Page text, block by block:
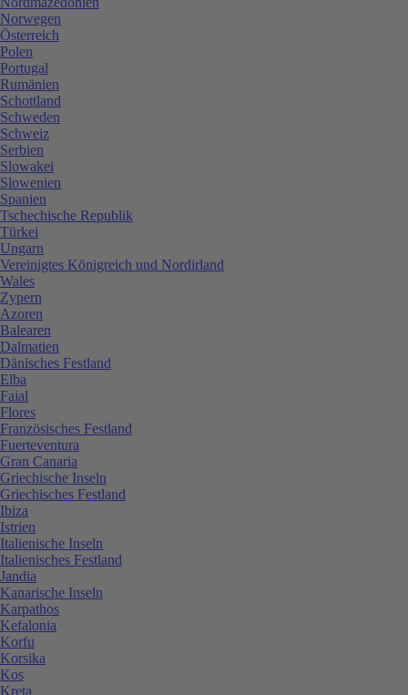
Norwegen
Österreich
Polen
Portugal
Rumänien
Schottland
Schweden
Schweiz
Serbien
Slowakei
Slowenien
Spanien
Tschechische Republik
Türkei
Ungarn
Vereinigtes Königreich und Nordirland
Wales
Zypern
Azoren
Balearen
Dalmatien
Dänisches Festland
Elba
Faial
Flores
Französisches Festland
Fuerteventura
Gran Canaria
Griechische Inseln
Griechisches Festland
Ibiza
Istrien
Italienische Inseln
Italienisches Festland
Jandia
Kanarische Inseln
Karpathos
Kefalonia
Korfu
Korsika
Kos
Kreta